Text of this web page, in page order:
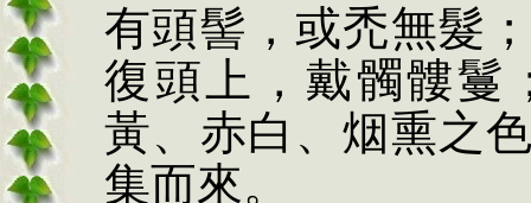
有頭髻，或禿無髮
復頭上，戴髑髏鬘
黃、赤白、烟熏之
集而來。